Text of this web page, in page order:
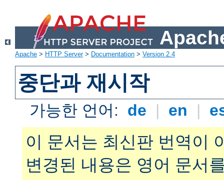
Apache > HTTP Server> Documentation > Version 2.4
중단과 재시작
가능한 언어: de | en |
이 문서는 최신판 번역이
변경된 내용은 영어 문서